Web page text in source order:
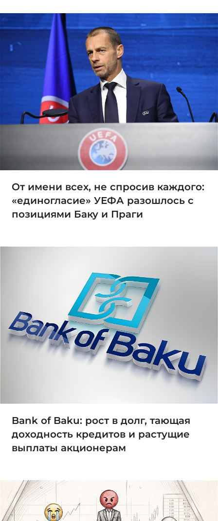
От имени всех, не спросив каждого:
«единогласие» УЕФА разошлось с
позициями Баку и Праги
Bank of Baku: рост в долг, тающая
доходность кредитов и растущие
выплаты акционерам